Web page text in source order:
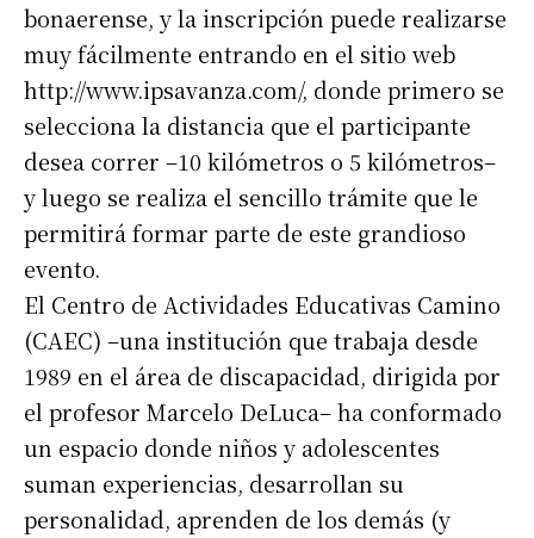
bonaerense, y la inscripción puede realizarse
muy fácilmente entrando en el sitio web
http://www.ipsavanza.com/, donde primero se
selecciona la distancia que el participante
desea correr –10 kilómetros o 5 kilómetros–
y luego se realiza el sencillo trámite que le
permitirá formar parte de este grandioso
evento.
El Centro de Actividades Educativas Camino
(CAEC) –una institución que trabaja desde
1989 en el área de discapacidad, dirigida por
el profesor Marcelo DeLuca– ha conformado
un espacio donde niños y adolescentes
suman experiencias, desarrollan su
personalidad, aprenden de los demás (y